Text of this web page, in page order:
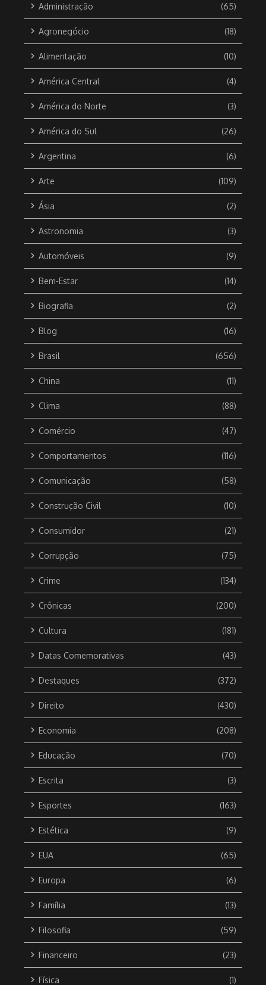
Administração (65)
Agronegócio (18)
Alimentação (10)
América Central (4)
América do Norte (3)
América do Sul (26)
Argentina (6)
Arte (109)
Ásia (2)
Astronomia (3)
Automóveis (9)
Bem-Estar (14)
Biografia (2)
Blog (16)
Brasil (656)
China (11)
Clima (88)
Comércio (47)
Comportamentos (116)
Comunicação (58)
Construção Civil (10)
Consumidor (21)
Corrupção (75)
Crime (134)
Crônicas (200)
Cultura (181)
Datas Comemorativas (43)
Destaques (372)
Direito (430)
Economia (208)
Educação (70)
Escrita (3)
Esportes (163)
Estética (9)
EUA (65)
Europa (6)
Família (13)
Filosofia (59)
Financeiro (23)
Física (1)